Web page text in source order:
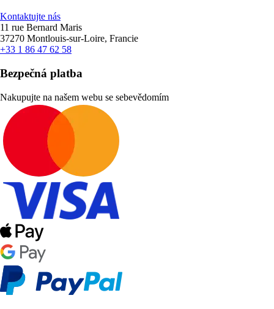
Kontaktujte nás
11 rue Bernard Maris
37270 Montlouis-sur-Loire, Francie
+33 1 86 47 62 58
Bezpečná platba
Nakupujte na našem webu se sebevědomím